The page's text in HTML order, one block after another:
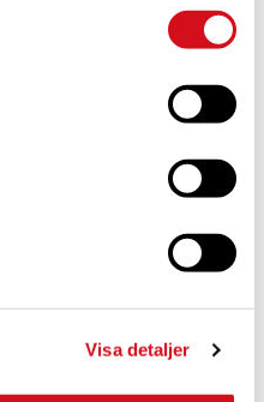
Visa detaljer
och följ anvisningarna.